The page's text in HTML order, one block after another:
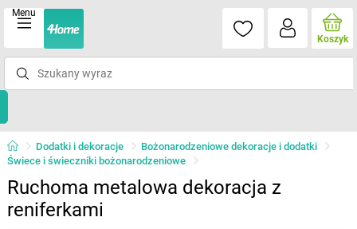
Menu
Koszyk
Dodatki i dekoracje
Bożonarodzeniowe dekoracje i dodatki
Świece i świeczniki bożonarodzeniowe
Ruchoma metalowa dekoracja z
reniferkami